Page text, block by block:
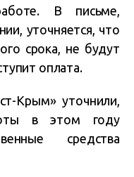
В письме,
уточняется, что
срока, не будут
оплата.
Крым» уточнили,
в этом году
средства